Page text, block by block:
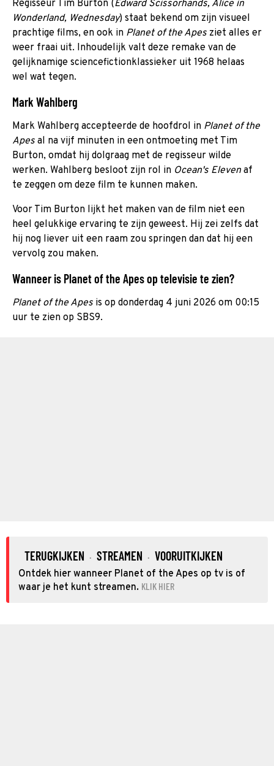
Regisseur Tim Burton (Edward Scissorhands, Alice in
Wonderland, Wednesday) staat bekend om zijn visueel
prachtige films, en ook in Planet of the Apes ziet alles er
weer fraai uit. Inhoudelijk valt deze remake van de
gelijknamige sciencefictionklassieker uit 1968 helaas
wel wat tegen.
Mark Wahlberg
Mark Wahlberg accepteerde de hoofdrol in Planet of the
Apes al na vijf minuten in een ontmoeting met Tim
Burton, omdat hij dolgraag met de regisseur wilde
werken. Wahlberg besloot zijn rol in Ocean's Elevenaf
te zeggen om deze film te kunnen maken.
Voor Tim Burton lijkt het maken van de film niet een
heel gelukkige ervaring te zijn geweest. Hij zei zelfs dat
hij nog liever uit een raam zou springen dan dat hij een
vervolg zou maken.
Wanneer is Planet of the Apes op televisie te zien?
Planet of the Apes is op donderdag 4 juni 2026 om 00:15
uur te zien op SBS9.
TERUGKIJKEN · STREAMEN · VOORUITKIJKEN
Ontdek hier wanneer Planet of the Apes op tv is of
waar je het kunt streamen. KLIK HIER